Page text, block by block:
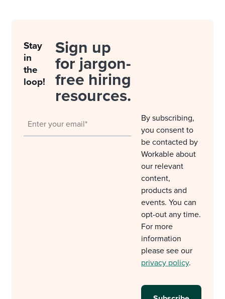
Stay
in
the
loop!
Sign up
for jargon-
free hiring
resources.
By subscribing,
you consent to
be contacted by
Workable about
our relevant
content,
products and
events. You can
opt-out any time.
For more
information
please see our
privacy policy.